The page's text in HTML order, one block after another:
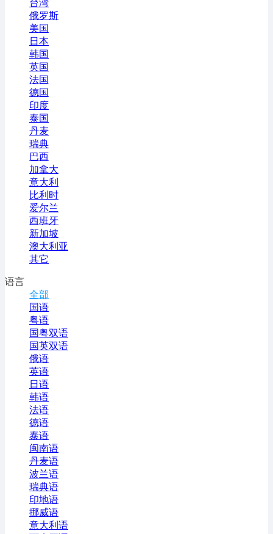
台湾
俄罗斯
美国
日本
韩国
英国
法国
德国
印度
泰国
丹麦
瑞典
巴西
加拿大
意大利
比利时
爱尔兰
西班牙
新加坡
澳大利亚
其它
语言
全部
国语
粤语
国粤双语
国英双语
俄语
英语
日语
韩语
法语
德语
泰语
闽南语
丹麦语
波兰语
瑞典语
印地语
挪威语
意大利语